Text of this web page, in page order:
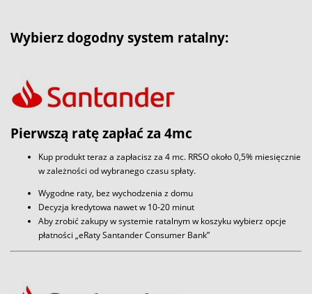
Wybierz dogodny system ratalny:
Pierwszą ratę zapłać za 4mc
Kup produkt teraz a zapłacisz za 4 mc. RRSO około 0,5% miesięcznie
w zależności od wybranego czasu spłaty.
Wygodne raty, bez wychodzenia z domu
Decyzja kredytowa nawet w 10-20 minut
Aby zrobić zakupy w systemie ratalnym w koszyku wybierz opcje
płatności „eRaty Santander Consumer Bank”